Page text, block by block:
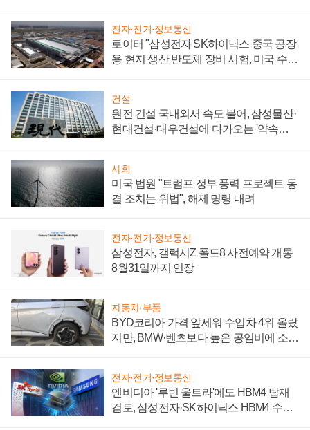
전자·전기·정보통신
로이터 "삼성전자 SK하이닉스 중국 공장
용 현지 생산 반도체 장비 시험, 미국 수출
건설
원전 건설 국내외서 속도 붙어, 삼성물산·
현대건설·대우건설에 다가오는 '약속의
사회
미국 법원 "트럼프 정부 풍력 프로젝트 동
결 조치는 위법", 해제 명령 내려
전자·전기·정보통신
삼성전자, 갤럭시Z 폴드8 사전예약 개통
8월31일까지 연장
자동차·부품
BYD코리아 가격 앞세워 수입차 4위 올랐
지만, BMW·벤츠보다 높은 공임비에 소비
전자·전기·정보통신
엔비디아 '루빈 울트라'에도 HBM4 탑재
검토, 삼성전자·SK하이닉스 HBM4 수율